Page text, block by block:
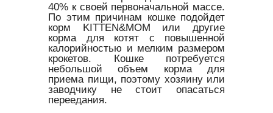
40% к своей первоначальной массе.
По этим причинам кошке подойдет
корм KITTEN&MOM или другие
корма для котят с повышенной
калорийностью и мелким размером
крокетов. Кошке потребуется
небольшой объем корма для
приема пищи, поэтому хозяину или
заводчику не стоит опасаться
переедания.